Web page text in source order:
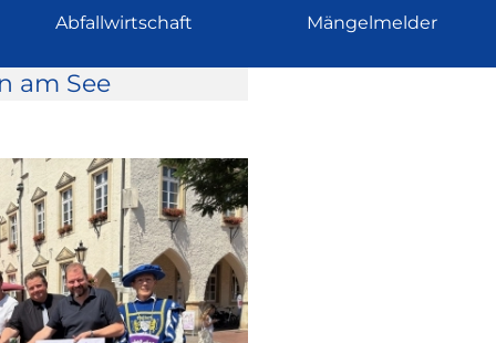
Abfallwirtschaft Mängelmelder
am See